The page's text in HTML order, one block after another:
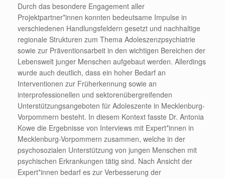
Durch das besondere Engagement aller
Projektpartner*innen konnten bedeutsame Impulse in
verschiedenen Handlungsfeldern gesetzt und nachhaltige
regionale Strukturen zum Thema Adoleszenzpsychiatrie
sowie zur Präventionsarbeit in den wichtigen Bereichen der
Lebenswelt junger Menschen aufgebaut werden. Allerdings
wurde auch deutlich, dass ein hoher Bedarf an
Interventionen zur Früherkennung sowie an
interprofessionellen und sektorenübergreifenden
Unterstützungsangeboten für Adoleszente in Mecklenburg-
Vorpommern besteht. In diesem Kontext fasste Dr. Antonia
Kowe die Ergebnisse von Interviews mit Expert*innen in
Mecklenburg-Vorpommern zusammen, welche in der
psychosozialen Unterstützung von jungen Menschen mit
psychischen Erkrankungen tätig sind. Nach Ansicht der
Expert*innen bedarf es zur Verbesserung der